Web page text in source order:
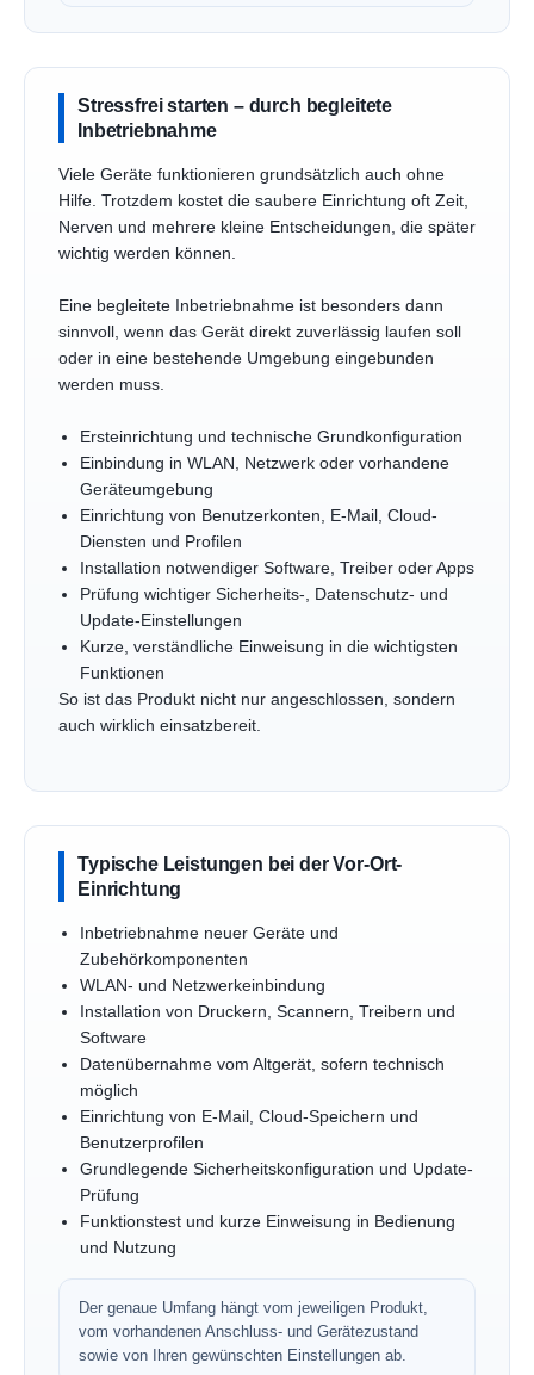
Stressfrei starten – durch begleitete
Inbetriebnahme
Viele Geräte funktionieren grundsätzlich auch ohne
Hilfe. Trotzdem kostet die saubere Einrichtung oft Zeit,
Nerven und mehrere kleine Entscheidungen, die später
wichtig werden können.
Eine begleitete Inbetriebnahme ist besonders dann
sinnvoll, wenn das Gerät direkt zuverlässig laufen soll
oder in eine bestehende Umgebung eingebunden
werden muss.
Ersteinrichtung und technische Grundkonfiguration
Einbindung in WLAN, Netzwerk oder vorhandene
Geräteumgebung
Einrichtung von Benutzerkonten, E-Mail, Cloud-
Diensten und Profilen
Installation notwendiger Software, Treiber oder Apps
Prüfung wichtiger Sicherheits-, Datenschutz- und
Update-Einstellungen
Kurze, verständliche Einweisung in die wichtigsten
Funktionen
So ist das Produkt nicht nur angeschlossen, sondern
auch wirklich einsatzbereit.
Typische Leistungen bei der Vor-Ort-
Einrichtung
Inbetriebnahme neuer Geräte und
Zubehörkomponenten
WLAN- und Netzwerkeinbindung
Installation von Druckern, Scannern, Treibern und
Software
Datenübernahme vom Altgerät, sofern technisch
möglich
Einrichtung von E-Mail, Cloud-Speichern und
Benutzerprofilen
Grundlegende Sicherheitskonfiguration und Update-
Prüfung
Funktionstest und kurze Einweisung in Bedienung
und Nutzung
Der genaue Umfang hängt vom jeweiligen Produkt,
vom vorhandenen Anschluss- und Gerätezustand
sowie von Ihren gewünschten Einstellungen ab.